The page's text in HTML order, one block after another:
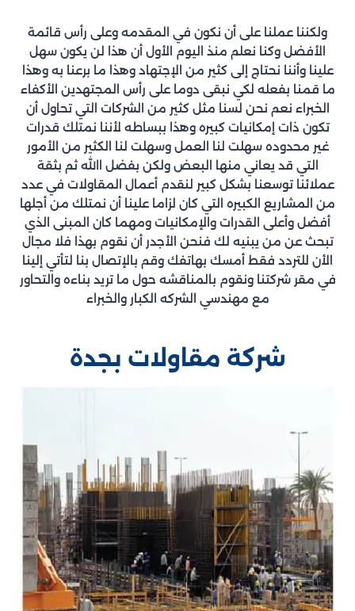
ولكننا عملنا على أن نكون في المقدمه وعلى رأس قائمة
الأفضل وكنا نعلم منذ اليوم الأول أن هذا لن يكون سهل
علينا وأننا نحتاج إلى كثير من الإجتهاد وهذا ما برعنا به وهذا
ما قمنا بفعله لكي نبقى دوما على رأس المجتهدين الأكفاء
الخبراء نعم نحن لسنا مثل كثير من الشركات التي تحاول أن
تكون ذات إمكانيات كبيره وهذا ببساطه لأننا نمتلك قدرات
غير محدوده سهلت لنا العمل وسهلت لنا الكثير من الأمور
التي قد يعاني منها البعض ولكن بفضل االله ثم بثقة
عملائنا توسعنا بشكل كبير لنقدم أعمال المقاولات في عدد
من المشاريع الكبيره التي كان لزاما علينا أن نمتلك من أجلها
أفضل وأعلى القدرات والإمكانيات ومهما كان المبنى الذي
تبحث عن من يبنيه لك فنحن الأجدر أن نقوم بهذا فلا مجال
الأن للتردد فقط أمسك بهاتفك وقم بالإتصال بنا لتأتي إلينا
في مقر شركتنا ونقوم بالمناقشه حول ما تريد بناءه والتحاور
مع مهندسي الشركه الكبار والخبراء
شركة مقاولات بجدة